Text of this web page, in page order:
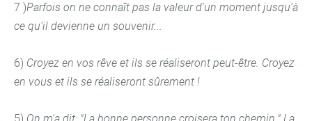
7 )Parfois on ne connaît pas la valeur d'un moment jusqu'à
ce qu'il devienne un souvenir...
6) Croyez en vos rêve et ils se réaliseront peut-être. Croyez
en vous et ils se réaliseront sûrement !
5) On m'a dit: "La bonne personne croisera ton chemin." La